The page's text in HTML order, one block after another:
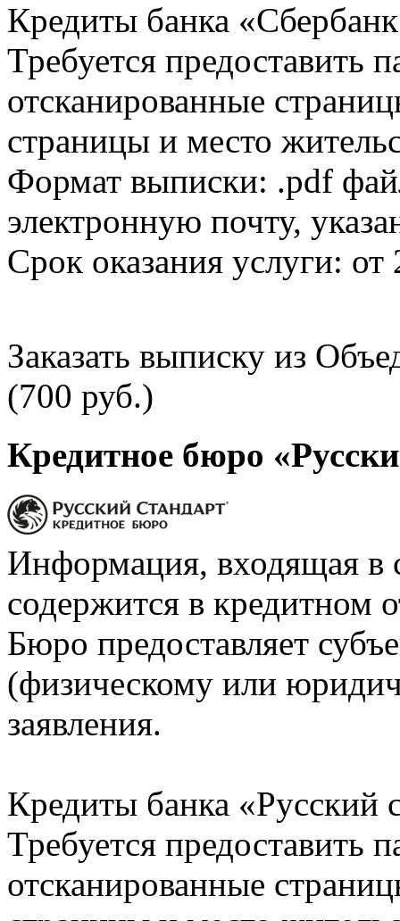
Кредиты банка
Требуется предоставить
отсканированные
страницы и место
Формат выписки: .pdf
электронную почту,
Срок оказания услуги: от
Заказать выписку из
(700 руб.)
Кредитное бюро
Информация, входящая в
содержится в кредитном
Бюро предоставляет
(физическому или
заявления.
Кредиты банка «Русский
Требуется предоставить
отсканированные